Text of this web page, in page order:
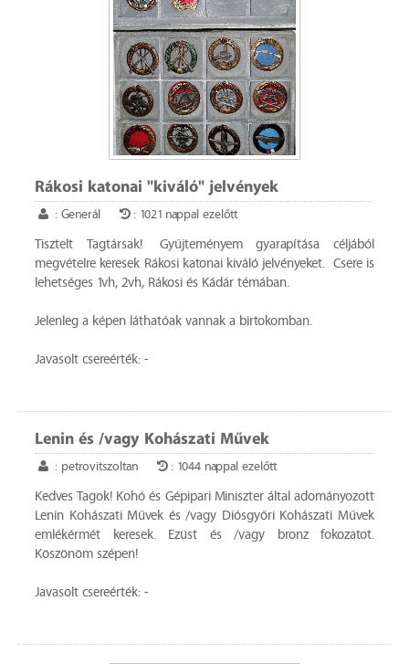
Rákosi katonai "kiváló" jelvények
: Generál : 1021 nappal ezelőtt
Tisztelt Tagtársak! Gyűjteményem gyarapítása céljából
megvételre keresek Rákosi katonai kiváló jelvényeket. Csere is
lehetséges 1vh, 2vh, Rákosi és Kádár témában.
Jelenleg a képen láthatóak vannak a birtokomban.
Javasolt csereérték: -
Lenin és /vagy Kohászati Művek
: petrovitszoltan : 1044 nappal ezelőtt
Kedves Tagok! Kohó és Gépipari Miniszter által adományozott
Lenin Kohászati Művek és /vagy Diósgyőri Kohászati Művek
emlékérmét keresek. Ezüst és /vagy bronz fokozatot.
Köszönöm szépen!
Javasolt csereérték: -